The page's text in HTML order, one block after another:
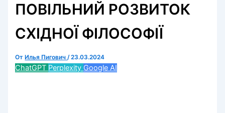
ПОВІЛЬНИЙ РОЗВИТОК
СХІДНОЇ ФІЛОСОФІЇ
От Илья Пигович/23.03.2024
ChatGPT Perplexity Google AI